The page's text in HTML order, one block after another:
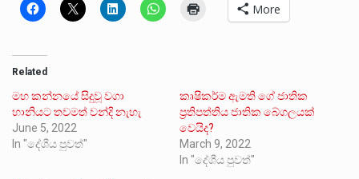
More
Related
මහ කන්නයේ සිදුවූ වගා
හානියට තවමත් වන්දි නැහැ
June 5, 2022
In "දේශීය පුවත්"
කෘෂිකර්ම ඇමති ගේ ජාතික
ප්‍රතිපත්තිය ජාතික බේගලයක්
වෙයිද?
March 9, 2022
In "දේශීය පුවත්"